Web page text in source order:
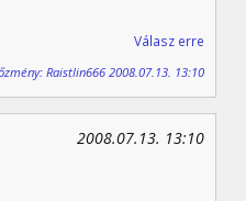
Válasz erre
Raistlin666 2008.07.13. 13:10
2008.07.13. 13:10